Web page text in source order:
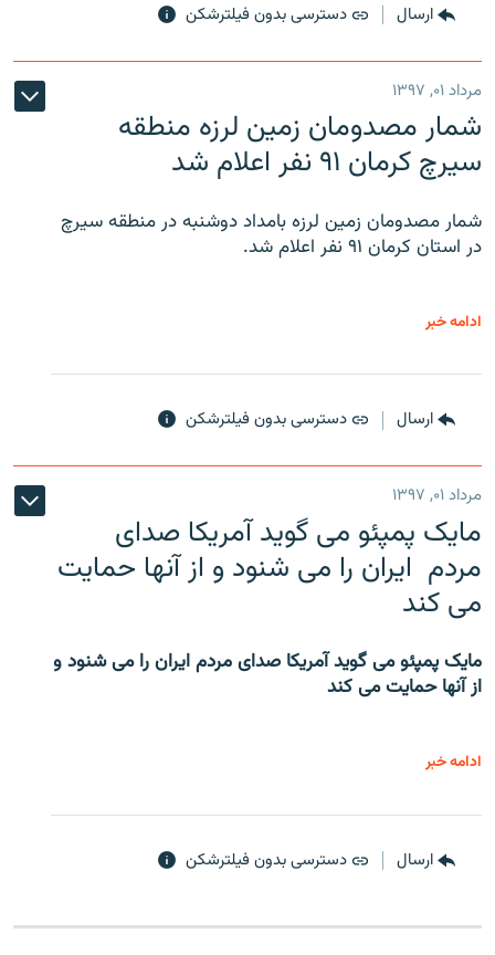
ارسال دسترسی بدون فیلترشکن
مرداد ۰۱, ۱۳۹۷
شمار مصدومان زمین لرزه منطقه
سیرچ کرمان ۹۱ نفر اعلام شد
شمار مصدومان زمین لرزه بامداد دوشنبه در منطقه سیرچ
در استان کرمان ۹۱ نفر اعلام شد.
ادامه خبر
ارسال دسترسی بدون فیلترشکن
مرداد ۰۱, ۱۳۹۷
مایک پمپئو می گوید آمریکا صدای
مردم ایران را می شنود و از آنها حمایت
می کند
مایک پمپئو می گوید آمریکا صدای مردم ایران را می شنود و
از آنها حمایت می کند
ادامه خبر
ارسال دسترسی بدون فیلترشکن